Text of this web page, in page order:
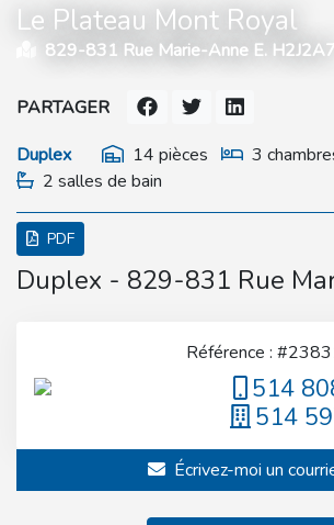
Le Plateau Mont Royal
829-831 Rue Marie-Anne E. H2J2A7
Duplex 14 pièces
3
2 salles de bain
PARTAGER
PDF
Duplex - 829-831 Rue
Référence :
514
514
Écrivez-moi un